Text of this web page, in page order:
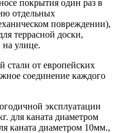
покрытия один раз в
отдельных
повреждении),
террасной доски,
на улице.
стали от европейских
соединение каждого
эксплуатации
для каната диаметром
каната диаметром 10мм.,